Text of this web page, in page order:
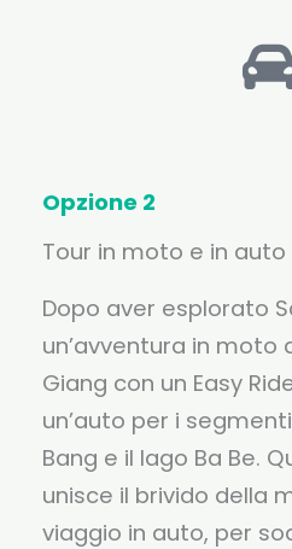
Opzione 2
Tour in moto e in auto
Dopo aver esplorato
un’avventura in moto
Giang con un Easy
un’auto per i
Bang e il lago Ba Be.
unisce il brivido della
viaggio in auto, per